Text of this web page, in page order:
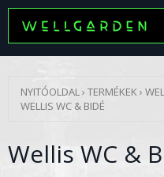
NYITÓOLDAL› TERMÉKEK ›
WELLIS WC & BIDÉ
Wellis WC &